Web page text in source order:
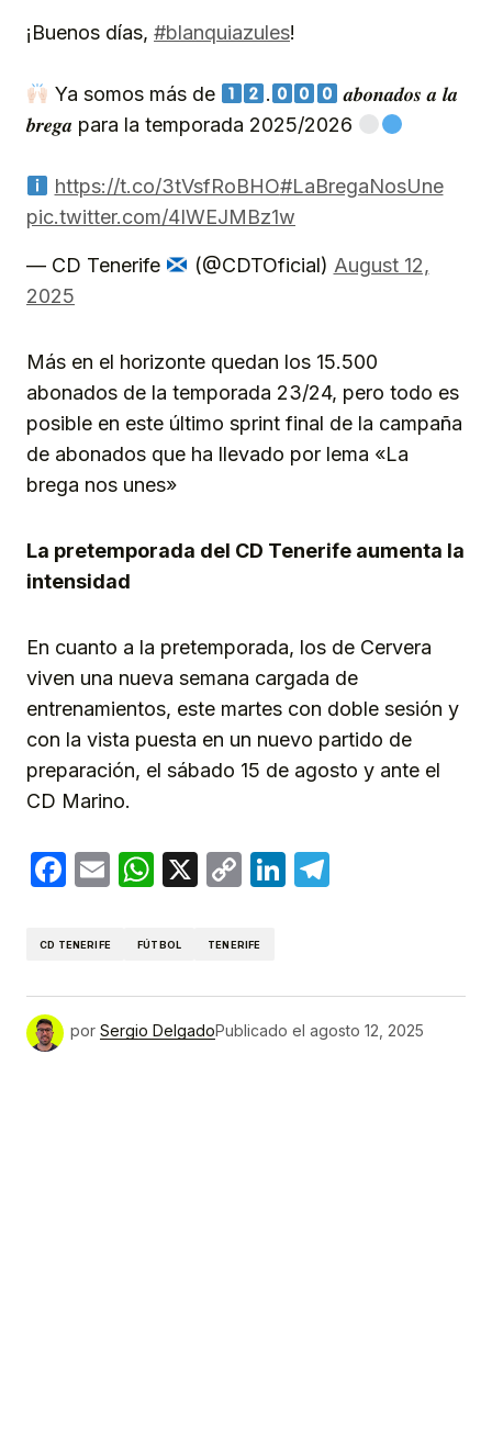
¡Buenos días, #blanquiazules!
Ya somos más de .
𝒂𝒃𝒐𝒏𝒂𝒅𝒐𝒔 𝒂 𝒍𝒂
𝒃𝒓𝒆𝒈𝒂 para la temporada 2025/2026
https://t.co/3tVsfRoBHO#LaBregaNosUne
pic.twitter.com/4IWEJMBz1w
— CD Tenerife (@CDTOficial) August 12,
2025
Más en el horizonte quedan los 15.500
abonados de la temporada 23/24, pero todo es
posible en este último sprint final de la campaña
de abonados que ha llevado por lema «La
brega nos unes»
La pretemporada del CD Tenerife aumenta la
intensidad
En cuanto a la pretemporada, los de Cervera
viven una nueva semana cargada de
entrenamientos, este martes con doble sesión y
con la vista puesta en un nuevo partido de
preparación, el sábado 15 de agosto y ante el
CD Marino.
Facebook
EmailWhatsApp
X
CopyLinkedIn
CD TENERIFE FÚTBOL TENERIFE
por Sergio DelgadoPublicado el agosto 12, 2025